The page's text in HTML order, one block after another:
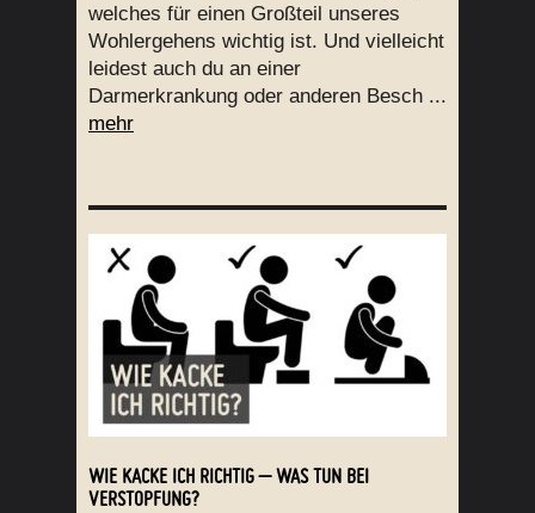
welches für einen Großteil unseres
Wohlergehens wichtig ist. Und vielleicht
leidest auch du an einer
Darmerkrankung oder anderen Besch ...
mehr
WIE KACKE ICH RICHTIG – WAS TUN BEI
VERSTOPFUNG?